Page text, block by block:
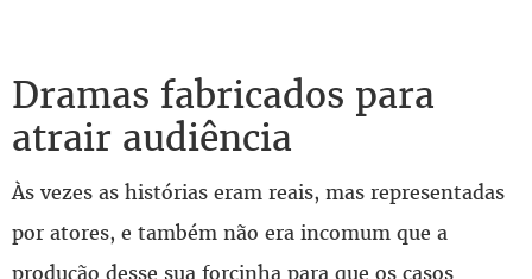
Dramas fabricados para
atrair audiência
Às vezes as histórias eram reais, mas representadas
por atores, e também não era incomum que a
produção desse sua forcinha para que os casos